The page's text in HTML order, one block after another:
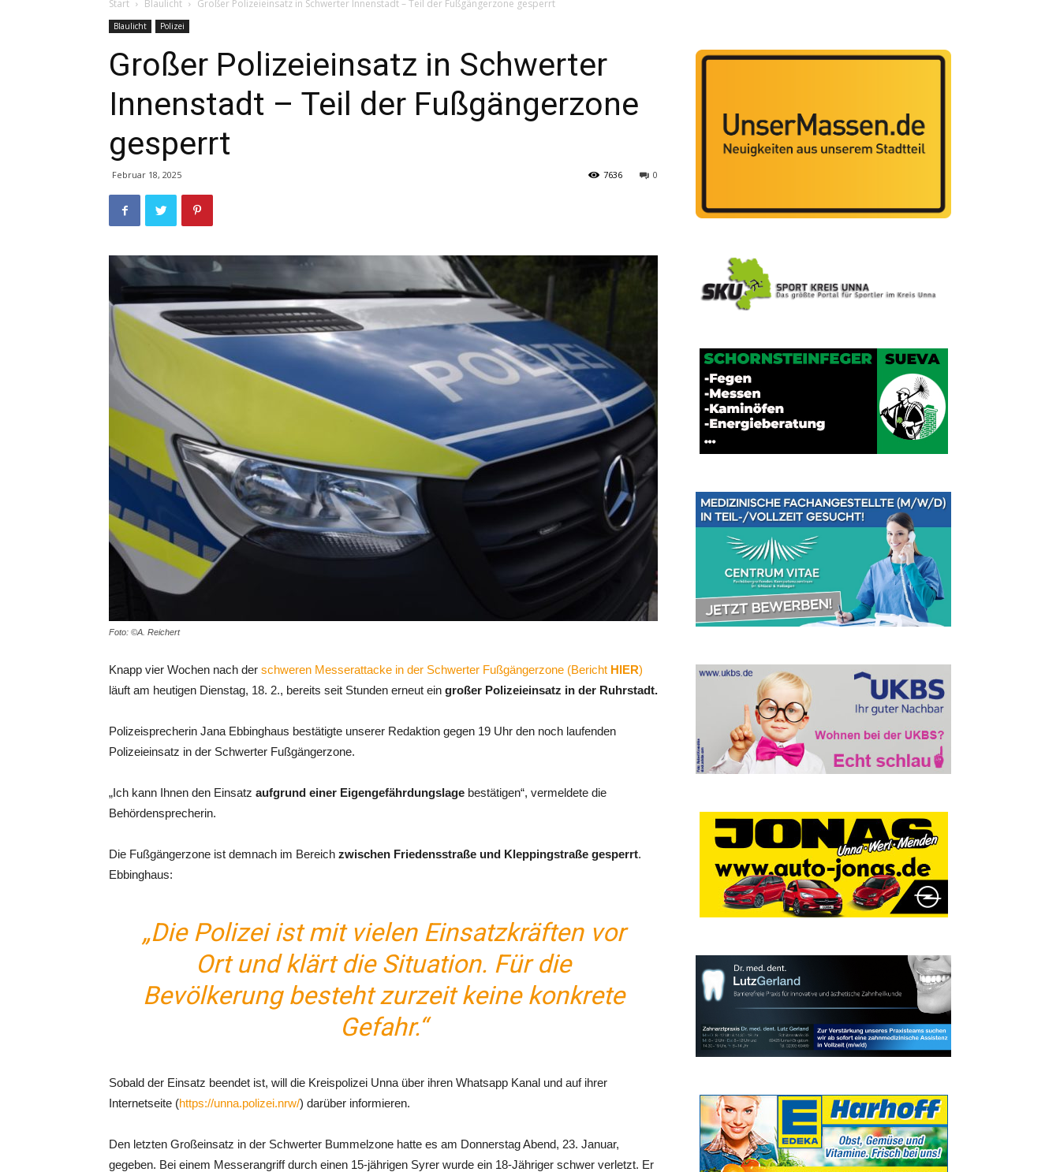
Start Blaulicht Großer Polizeieinsatz in Schwerter Innenstadt – Teil der Fußgängerzone gesperrt
Blaulicht Polizei
Großer Polizeieinsatz in Schwerter
Innenstadt – Teil der Fußgängerzone
gesperrt
Februar 18, 2025 0
7636
Foto: ©A. Reichert
Knapp vier Wochen nach der schweren Messerattacke in der Schwerter Fußgängerzone (Bericht HIER)
läuft am heutigen Dienstag, 18. 2., bereits seit Stunden erneut ein großer Polizeieinsatz in der Ruhrstadt.
Polizeisprecherin Jana Ebbinghaus bestätigte unserer Redaktion gegen 19 Uhr den noch laufenden
Polizeieinsatz in der Schwerter Fußgängerzone.
„Ich kann Ihnen den Einsatz aufgrund einer Eigengefährdungslage bestätigen“, vermeldete die
Behördensprecherin.
Die Fußgängerzone ist demnach im Bereich zwischen Friedensstraße und Kleppingstraße gesperrt.
Ebbinghaus:
„Die Polizei ist mit vielen Einsatzkräften vor
Ort und klärt die Situation. Für die
Bevölkerung besteht zurzeit keine konkrete
Gefahr.“
Sobald der Einsatz beendet ist, will die Kreispolizei Unna über ihren Whatsapp Kanal und auf ihrer
Internetseite (https://unna.polizei.nrw/) darüber informieren.
Den letzten Großeinsatz in der Schwerter Bummelzone hatte es am Donnerstag Abend, 23. Januar,
gegeben. Bei einem Messerangriff durch einen 15-jährigen Syrer wurde ein 18-Jähriger schwer verletzt. Er